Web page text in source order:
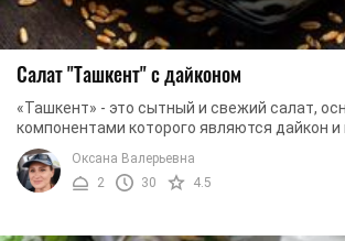
Салат "Ташкент" с дайконом
«Ташкент» - это сытный и свежий салат,
компонентами которого являются дайкон и
говядина. Для этого салата вам еще
Оксана Валерьевна
2
30 4.5